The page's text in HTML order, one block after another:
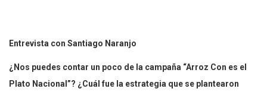
Entrevista con Santiago Naranjo
¿Nos puedes contar un poco de la campaña “Arroz Con es el
Plato Nacional”? ¿Cuál fue la estrategia que se plantearon